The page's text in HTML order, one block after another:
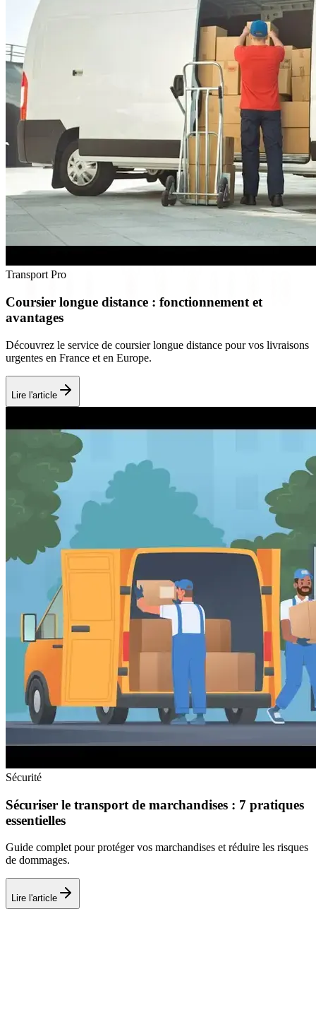
Transport Pro
Coursier longue distance : fonctionnement et
avantages
Découvrez le service de coursier longue distance pour vos livraisons
urgentes en France et en Europe.
Lire l'article
Sécurité
Sécuriser le transport de marchandises : 7 pratiques
essentielles
Guide complet pour protéger vos marchandises et réduire les risques
de dommages.
Lire l'article